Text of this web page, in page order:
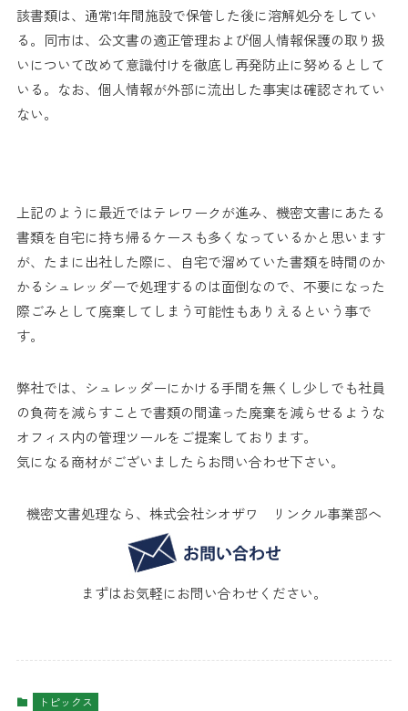
該書類は、通常1年間施設で保管した後に溶解処分をしてい
る。同市は、公文書の適正管理および個人情報保護の取り扱
いについて改めて意識付けを徹底し再発防止に努めるとして
いる。なお、個人情報が外部に流出した事実は確認されてい
ない。
上記のように最近ではテレワークが進み、機密文書にあたる
書類を自宅に持ち帰るケースも多くなっているかと思います
が、たまに出社した際に、自宅で溜めていた書類を時間のか
かるシュレッダーで処理するのは面倒なので、不要になった
際ごみとして廃棄してしまう可能性もありえるという事で
す。
弊社では、シュレッダーにかける手間を無くし少しでも社員
の負荷を減らすことで書類の間違った廃棄を減らせるような
オフィス内の管理ツールをご提案しております。
気になる商材がございましたらお問い合わせ下さい。
機密文書処理なら、株式会社シオザワ リンクル事業部へ
まずはお気軽にお問い合わせください。
トピックス